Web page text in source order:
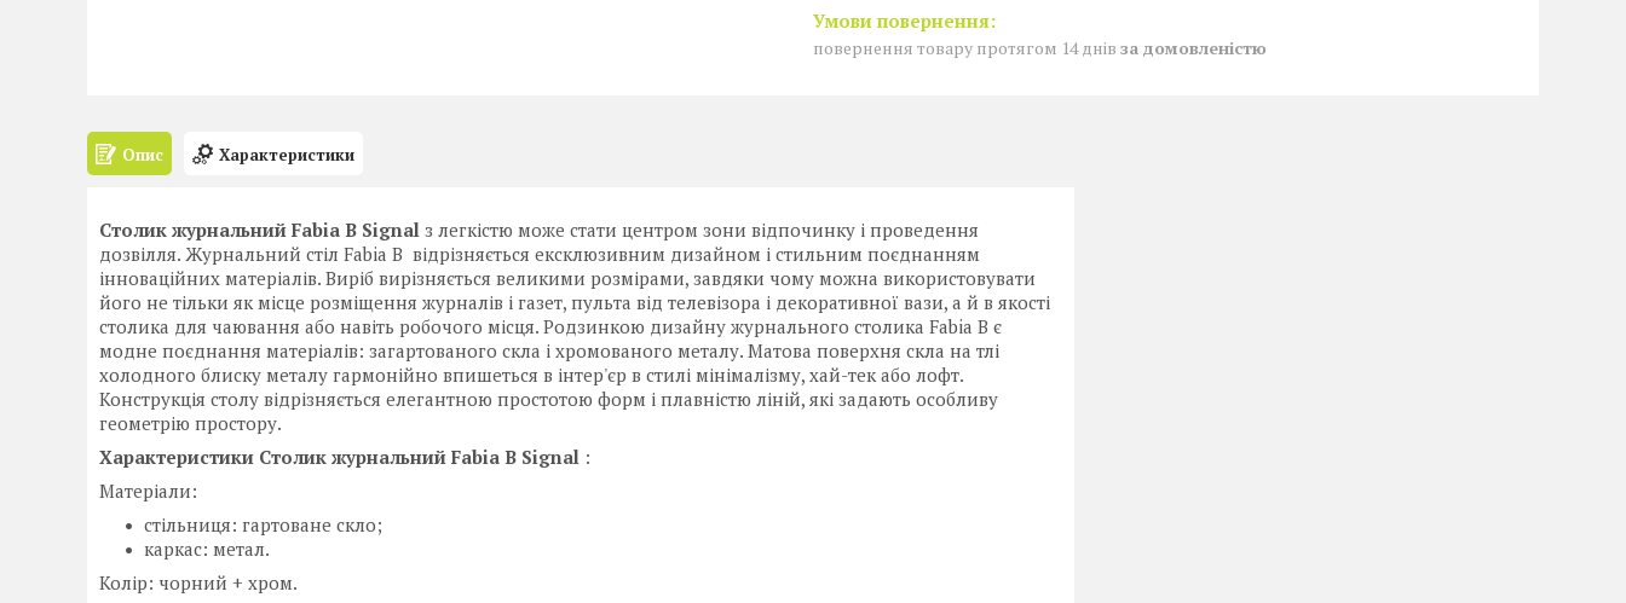
повернення товару протягом 14 днів за домовленістю
Опис Характеристики
Столик журнальний Fabia B Signal з легкістю може стати центром зони відпочинку і проведення
дозвілля. Журнальний стіл Fabia B відрізняється ексклюзивним дизайном і стильним поєднанням
інноваційних матеріалів. Виріб вирізняється великими розмірами, завдяки чому можна використовувати
його не тільки як місце розміщення журналів і газет, пульта від телевізора і декоративної вази, а й в якості
столика для чаювання або навіть робочого місця. Родзинкою дизайну журнального столика Fabia B є
модне поєднання матеріалів: загартованого скла і хромованого металу. Матова поверхня скла на тлі
холодного блиску металу гармонійно впишеться в інтер'єр в стилі мінімалізму, хай-тек або лофт.
Конструкція столу відрізняється елегантною простотою форм і плавністю ліній, які задають особливу
геометрію простору.
Характеристики Столик журнальний Fabia B Signal :
Матеріали:
стільниця: гартоване скло;
каркас: метал.
Колір: чорний + хром.